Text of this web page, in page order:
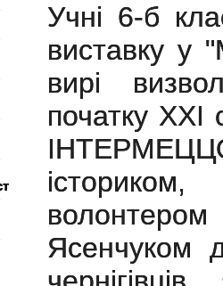
Учні 6-б
виставку у
вирі
початку
Ясенчуком